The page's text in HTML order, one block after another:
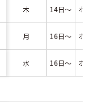
木 14日～ ホ
月 16日～ ホ
水 16日～ ホ